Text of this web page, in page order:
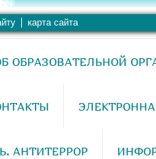
карта сайта
ОБРАЗОВАТЕЛЬНОЙ
АНТИТЕРРОР